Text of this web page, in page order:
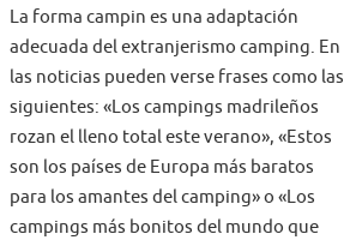
La forma campin es una adaptación
adecuada del extranjerismo camping. En
las noticias pueden verse frases como las
siguientes: «Los campings madrileños
rozan el lleno total este verano», «Estos
son los países de Europa más baratos
para los amantes del camping» o «Los
campings más bonitos del mundo que